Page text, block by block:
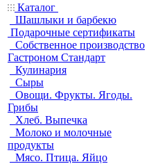
Каталог
Шашлыки и барбекю
Подарочные сертификаты
Собственное производство
Гастроном Стандарт
Кулинария
Сыры
Овощи. Фрукты. Ягоды.
Грибы
Хлеб. Выпечка
Молоко и молочные
продукты
Мясо. Птица. Яйцо